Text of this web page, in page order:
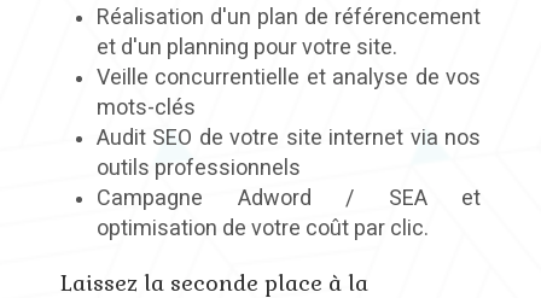
Réalisation d'un plan de référencement
et d'un planning pour votre site.
Veille concurrentielle et analyse de vos
mots-clés
Audit SEO de votre site internet via nos
outils professionnels
Campagne Adword / SEA et
optimisation de votre coût par clic.
Laissez la seconde place à la